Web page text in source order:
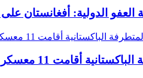
العفو الدولية: أفغانستان
11 معسكر تدريب في أفغانستان